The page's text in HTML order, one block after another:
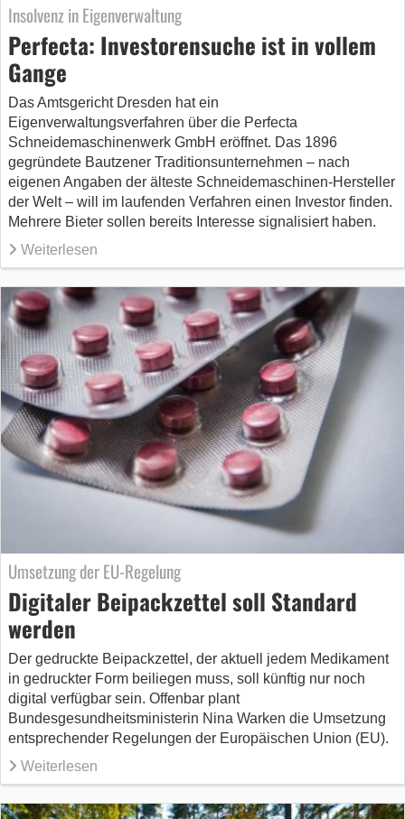
Insolvenz in Eigenverwaltung
Perfecta: Investorensuche ist in vollem
Gange
Das Amtsgericht Dresden hat ein
Eigenverwaltungsverfahren über die Perfecta
Schneidemaschinenwerk GmbH eröffnet. Das 1896
gegründete Bautzener Traditionsunternehmen – nach
eigenen Angaben der älteste Schneidemaschinen-Hersteller
der Welt – will im laufenden Verfahren einen Investor finden.
Mehrere Bieter sollen bereits Interesse signalisiert haben.
Weiterlesen
Umsetzung der EU-Regelung
Digitaler Beipackzettel soll Standard
werden
Der gedruckte Beipackzettel, der aktuell jedem Medikament
in gedruckter Form beiliegen muss, soll künftig nur noch
digital verfügbar sein. Offenbar plant
Bundesgesundheitsministerin Nina Warken die Umsetzung
entsprechender Regelungen der Europäischen Union (EU).
Weiterlesen